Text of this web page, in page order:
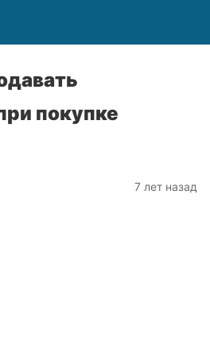
покупке
7 лет назад